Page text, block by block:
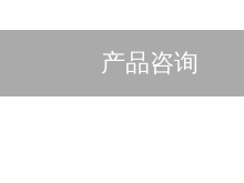
产品咨询